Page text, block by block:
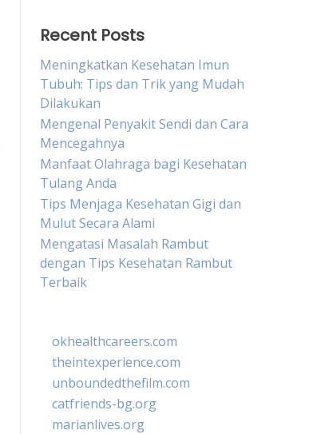
Recent Posts
Meningkatkan Kesehatan Imun
Tubuh: Tips dan Trik yang Mudah
Dilakukan
Mengenal Penyakit Sendi dan Cara
Mencegahnya
Manfaat Olahraga bagi Kesehatan
Tulang Anda
Tips Menjaga Kesehatan Gigi dan
Mulut Secara Alami
Mengatasi Masalah Rambut
dengan Tips Kesehatan Rambut
Terbaik
okhealthcareers.com
theintexperience.com
unboundedthefilm.com
catfriends-bg.org
marianlives.org